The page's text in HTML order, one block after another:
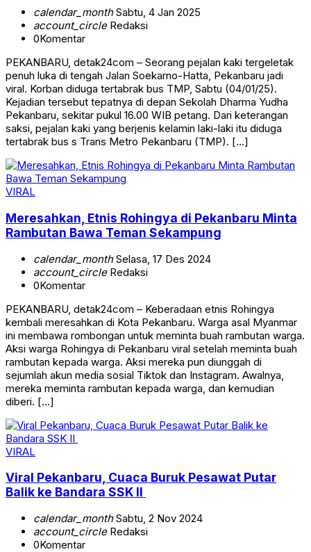
calendar_monthSabtu, 4 Jan 2025
account_circleRedaksi
0Komentar
PEKANBARU, detak24com – Seorang pejalan kaki tergeletak
penuh luka di tengah Jalan Soekarno-Hatta, Pekanbaru jadi
viral. Korban diduga tertabrak bus TMP, Sabtu (04/01/25).
Kejadian tersebut tepatnya di depan Sekolah Dharma Yudha
Pekanbaru, sekitar pukul 16.00 WIB petang. Dari keterangan
saksi, pejalan kaki yang berjenis kelamin laki-laki itu diduga
tertabrak bus s Trans Metro Pekanbaru (TMP). […]
VIRAL
Meresahkan, Etnis Rohingya di Pekanbaru Minta
Rambutan Bawa Teman Sekampung
calendar_monthSelasa, 17 Des 2024
account_circleRedaksi
0Komentar
PEKANBARU, detak24com – Keberadaan etnis Rohingya
kembali meresahkan di Kota Pekanbaru. Warga asal Myanmar
ini membawa rombongan untuk meminta buah rambutan warga.
Aksi warga Rohingya di Pekanbaru viral setelah meminta buah
rambutan kepada warga. Aksi mereka pun diunggah di
sejumlah akun media sosial Tiktok dan Instagram. Awalnya,
mereka meminta rambutan kepada warga, dan kemudian
diberi. […]
VIRAL
Viral Pekanbaru, Cuaca Buruk Pesawat Putar
Balik ke Bandara SSK II
calendar_monthSabtu, 2 Nov 2024
account_circleRedaksi
0Komentar